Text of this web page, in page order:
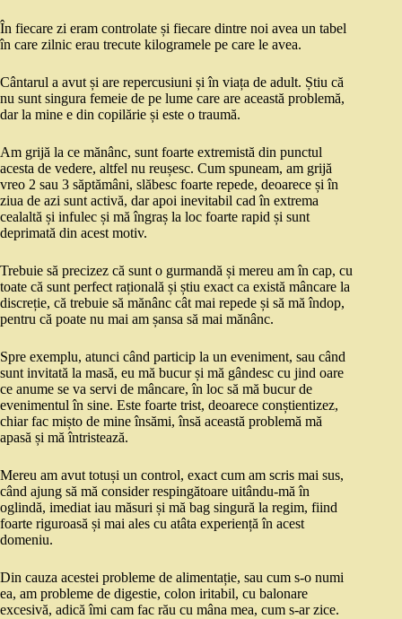
În fiecare zi eram controlate și fiecare dintre noi avea un tabel
în care zilnic erau trecute kilogramele pe care le avea.
Cântarul a avut și are repercusiuni și în viața de adult. Știu că
nu sunt singura femeie de pe lume care are această problemă,
dar la mine e din copilărie și este o traumă.
Am grijă la ce mănânc, sunt foarte extremistă din punctul
acesta de vedere, altfel nu reușesc. Cum spuneam, am grijă
vreo 2 sau 3 săptămâni, slăbesc foarte repede, deoarece și în
ziua de azi sunt activă, dar apoi inevitabil cad în extrema
cealaltă și infulec și mă îngraș la loc foarte rapid și sunt
deprimată din acest motiv.
Trebuie să precizez că sunt o gurmandă și mereu am în cap, cu
toate că sunt perfect rațională și știu exact ca există mâncare la
discreție, că trebuie să mănânc cât mai repede și să mă îndop,
pentru că poate nu mai am șansa să mai mănânc.
Spre exemplu, atunci când particip la un eveniment, sau când
sunt invitată la masă, eu mă bucur și mă gândesc cu jind oare
ce anume se va servi de mâncare, în loc să mă bucur de
evenimentul în sine. Este foarte trist, deoarece conștientizez,
chiar fac mișto de mine însămi, însă această problemă mă
apasă și mă întristează.
Mereu am avut totuși un control, exact cum am scris mai sus,
când ajung să mă consider respingătoare uitându-mă în
oglindă, imediat iau măsuri și mă bag singură la regim, fiind
foarte riguroasă și mai ales cu atâta experiență în acest
domeniu.
Din cauza acestei probleme de alimentație, sau cum s-o numi
ea, am probleme de digestie, colon iritabil, cu balonare
excesivă, adică îmi cam fac rău cu mâna mea, cum s-ar zice.